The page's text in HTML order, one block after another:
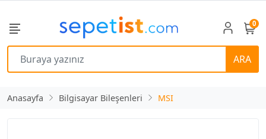
ARA
0
Anasayfa Bilgisayar Bileşenleri MSI